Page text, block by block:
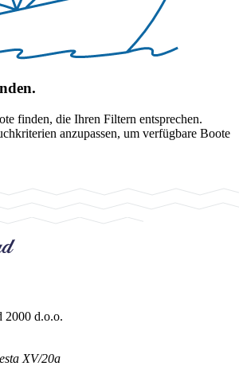
finden, die Ihren Filtern entsprechen.
anzupassen, um verfügbare Boote
2000 d.o.o.
XV/20a